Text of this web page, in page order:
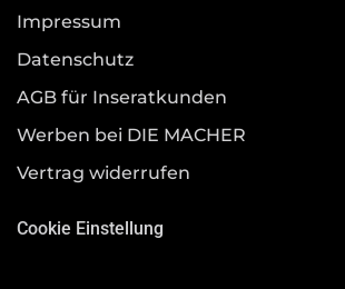
Impressum
Datenschutz
AGB für Inseratkunden
Werben bei DIE MACHER
Vertrag widerrufen
Cookie Einstellung